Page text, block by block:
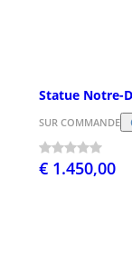
Statue Notre-
SUR COMMANDE
€ 1.450,00